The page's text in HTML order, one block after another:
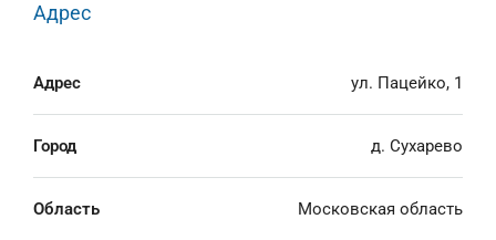
Адрес
Адрес ул. Пацейко, 1
Город д. Сухарево
Область Московская область